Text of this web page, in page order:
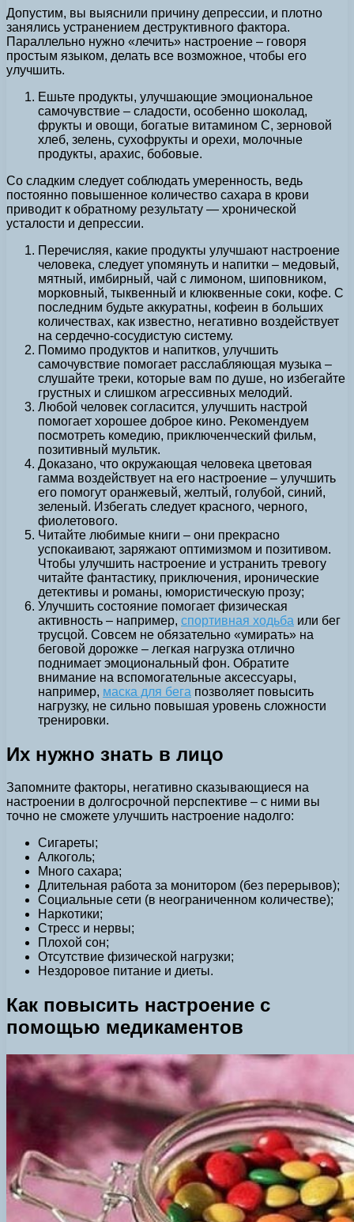
Допустим, вы выяснили причину депрессии, и плотно
занялись устранением деструктивного фактора.
Параллельно нужно «лечить» настроение – говоря
простым языком, делать все возможное, чтобы его
улучшить.
Ешьте продукты, улучшающие эмоциональное
самочувствие – сладости, особенно шоколад,
фрукты и овощи, богатые витамином С, зерновой
хлеб, зелень, сухофрукты и орехи, молочные
продукты, арахис, бобовые.
Со сладким следует соблюдать умеренность, ведь
постоянно повышенное количество сахара в крови
приводит к обратному результату — хронической
усталости и депрессии.
Перечисляя, какие продукты улучшают настроение
человека, следует упомянуть и напитки – медовый,
мятный, имбирный, чай с лимоном, шиповником,
морковный, тыквенный и клюквенные соки, кофе. С
последним будьте аккуратны, кофеин в больших
количествах, как известно, негативно воздействует
на сердечно-сосудистую систему.
Помимо продуктов и напитков, улучшить
самочувствие помогает расслабляющая музыка –
слушайте треки, которые вам по душе, но избегайте
грустных и слишком агрессивных мелодий.
Любой человек согласится, улучшить настрой
помогает хорошее доброе кино. Рекомендуем
посмотреть комедию, приключенческий фильм,
позитивный мультик.
Доказано, что окружающая человека цветовая
гамма воздействует на его настроение – улучшить
его помогут оранжевый, желтый, голубой, синий,
зеленый. Избегать следует красного, черного,
фиолетового.
Читайте любимые книги – они прекрасно
успокаивают, заряжают оптимизмом и позитивом.
Чтобы улучшить настроение и устранить тревогу
читайте фантастику, приключения, иронические
детективы и романы, юмористическую прозу;
Улучшить состояние помогает физическая
активность – например, спортивная ходьба или бег
трусцой. Совсем не обязательно «умирать» на
беговой дорожке – легкая нагрузка отлично
поднимает эмоциональный фон. Обратите
внимание на вспомогательные аксессуары,
например, маска для бега позволяет повысить
нагрузку, не сильно повышая уровень сложности
тренировки.
Их нужно знать в лицо
Запомните факторы, негативно сказывающиеся на
настроении в долгосрочной перспективе – с ними вы
точно не сможете улучшить настроение надолго:
Сигареты;
Алкоголь;
Много сахара;
Длительная работа за монитором (без перерывов);
Социальные сети (в неограниченном количестве);
Наркотики;
Стресс и нервы;
Плохой сон;
Отсутствие физической нагрузки;
Нездоровое питание и диеты.
Как повысить настроение с
помощью медикаментов